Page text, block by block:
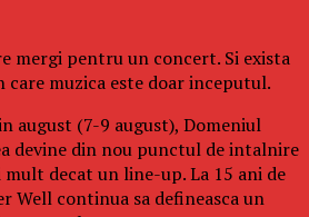
mergi pentru un concert. Si exista
care muzica este doar inceputul.
august (7-9 august), Domeniul
devine din nou punctul de intalnire
decat un line-up. La 15 ani de
Well continua sa defineasca un